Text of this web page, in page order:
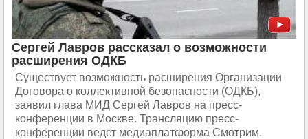
Сергей Лавров рассказал о возможности
расширения ОДКБ
Существует возможность расширения Организации
Договора о коллективной безопасности (ОДКБ),
заявил глава МИД Сергей Лавров на пресс-
конференции в Москве. Трансляцию пресс-
конференции ведет медиаплатформа Смотрим.